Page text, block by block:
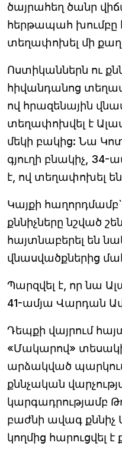
ծայրահեղ ծանր
հերթապահ խումբը
տեղափոխել մի
Ոստիկաններն ու
հիվանդանոց
ով հրազենային
տեղափոխվել է
մեկի բակից: Նա
գյուղի բնակիչ, 34-
է, ով տեղափոխել
Կայքի
քննիչները նշված
հայտնաբերել են
վնասվածքներից
Պարզվել է, որ նա
41-ամյա Վարդան
Դեպքի վայրում
«Մակարով»
արձակված
քննչական
կարգադրությամբ
բաժնի ավագ
կողմից հարուցվել